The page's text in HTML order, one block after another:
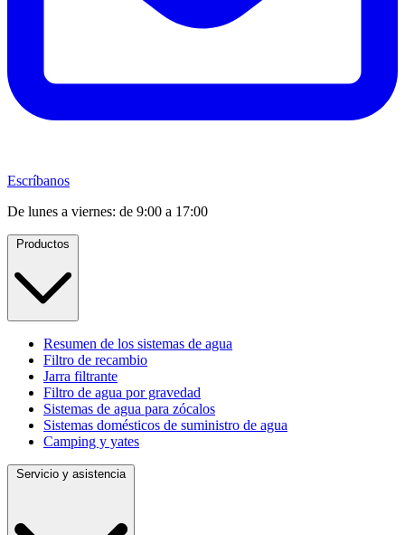
Escríbanos
De lunes a viernes: de 9:00 a 17:00
Productos
Resumen de los sistemas de agua
Filtro de recambio
Jarra filtrante
Filtro de agua por gravedad
Sistemas de agua para zócalos
Sistemas domésticos de suministro de agua
Camping y yates
Servicio y asistencia